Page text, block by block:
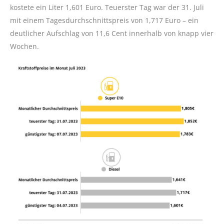
kostete ein Liter 1,601 Euro. Teuerster Tag war der 31. Juli
mit einem Tagesdurchschnittspreis von 1,717 Euro – ein
deutlicher Aufschlag von 11,6 Cent innerhalb von knapp vier
Wochen.